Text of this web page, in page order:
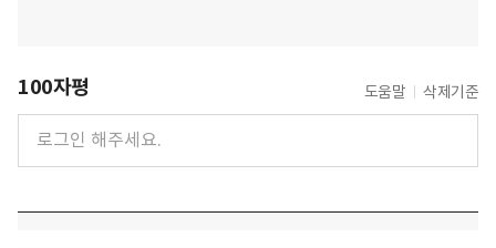
100자평 도움말 삭제기준